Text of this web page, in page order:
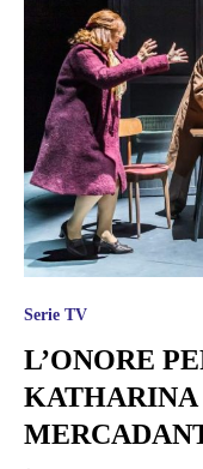
Serie TV
L’ONORE